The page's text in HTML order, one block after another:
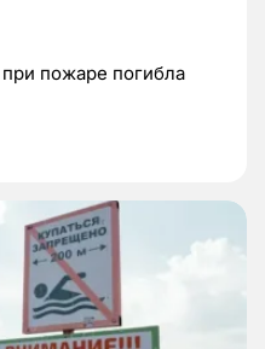
пожаре погибла